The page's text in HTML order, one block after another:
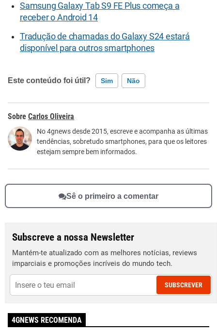
Samsung Galaxy Tab S9 FE Plus começa a
receber o Android 14
Tradução de chamadas do Galaxy S24 estará
disponível para outros smartphones
Este conteúdo foi útil? Sim Não
Este conteúdo contém informação incorreta
Este conteúdo não tem a informação que procuro
Outro
Carlos Oliveira
No 4gnews desde 2015, escreve e acompanha as últimas
tendências, sobretudo smartphones, para que os leitores
estejam sempre bem informados.
Sê o primeiro a comentar
Subscreve a nossa Newsletter
Mantém-te atualizado com as melhores notícias, reviews
imparciais e promoções incríveis do mundo tech.
SUBSCREVER
4GNEWS RECOMENDA